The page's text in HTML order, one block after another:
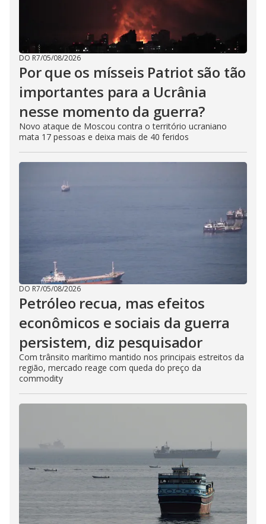
DO R7/05/08/2026
Por que os mísseis Patriot são tão
importantes para a Ucrânia
nesse momento da guerra?
Novo ataque de Moscou contra o território ucraniano
mata 17 pessoas e deixa mais de 40 feridos
DO R7/05/08/2026
Petróleo recua, mas efeitos
econômicos e sociais da guerra
persistem, diz pesquisador
Com trânsito marítimo mantido nos principais estreitos da
região, mercado reage com queda do preço da
commodity